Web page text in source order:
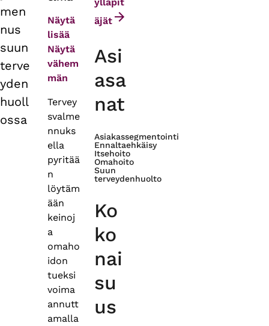
men
nus
suun
terve
yden
huoll
ossa
Näytä
lisää
Näytä
vähem
män
Tervey
svalme
nnuks
ella
pyritää
n
löytäm
ään
keinoj
a
omaho
idon
tueksi
voima
annutt
amalla
äjät
Asi
asa
nat
Asiakassegmentointi
Ennaltaehkäisy
Itsehoito
Omahoito
Suun
terveydenhuolto
Ko
ko
nai
su
us